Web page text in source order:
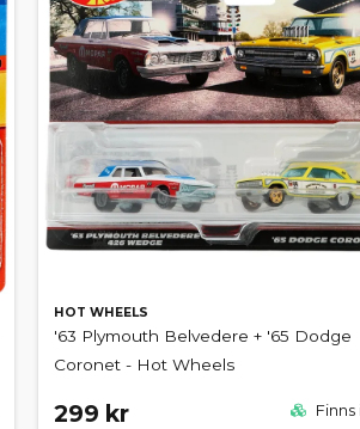
HOT WHEELS
'63 Plymouth Belvedere + '65 Dodge
Coronet - Hot Wheels
299 kr